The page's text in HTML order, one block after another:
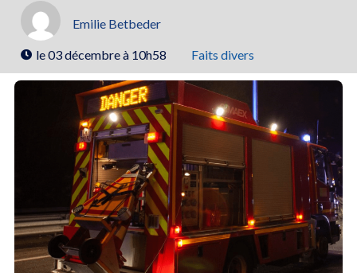
Emilie Betbeder
le03 décembre à 10h58 Faits divers